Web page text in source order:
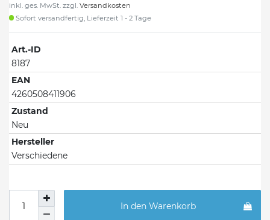
inkl. ges. MwSt. zzgl. Versandkosten
Sofort versandfertig, Lieferzeit 1 - 2 Tage
Art.-ID
8187
EAN
4260508411906
Zustand
Neu
Hersteller
Verschiedene
In den Warenkorb